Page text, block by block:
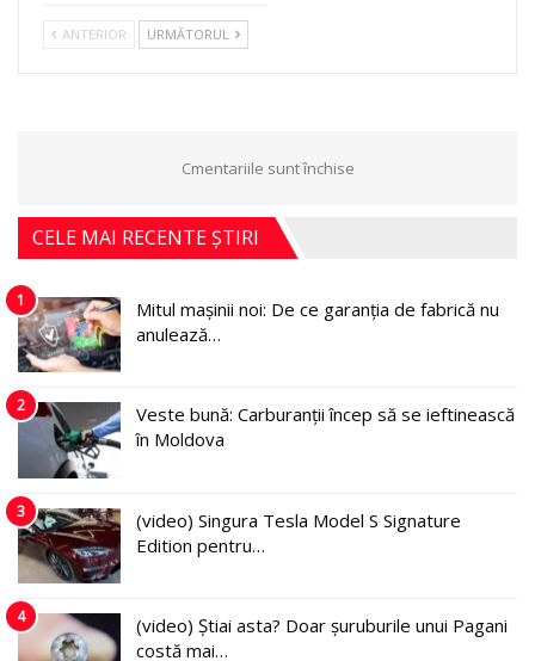
ANTERIOR URMĂTORUL
Cmentariile sunt închise
CELE MAI RECENTE ȘTIRI
1
Mitul mașinii noi: De ce garanția de fabrică nu
anulează…
2
Veste bună: Carburanții încep să se ieftinească
în Moldova
3
(video) Singura Tesla Model S Signature
Edition pentru…
4
(video) Știai asta? Doar șuruburile unui Pagani
costă mai…